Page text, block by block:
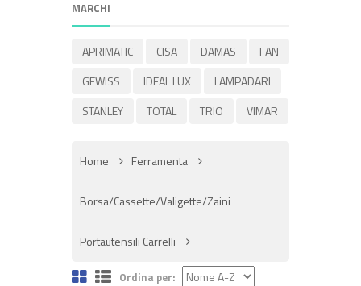
MARCHI
APRIMATIC CISA DAMAS
FAN
GEWISS
IDEAL LUX
LAMPADARI
STANLEY
TOTAL TRIO VIMAR
Home Ferramenta
Borsa/Cassette/Valigette/Zaini
Portautensili Carrelli
Ordina per: